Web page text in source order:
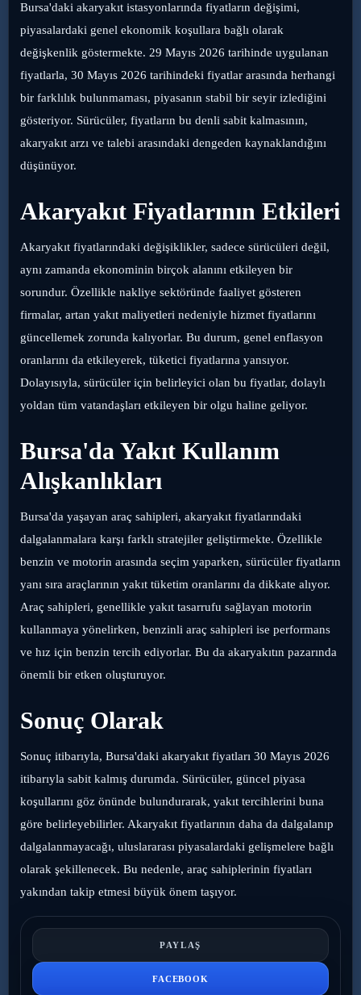
Bursa'daki akaryakıt istasyonlarında fiyatların değişimi,
piyasalardaki genel ekonomik koşullara bağlı olarak
değişkenlik göstermekte. 29 Mayıs 2026 tarihinde uygulanan
fiyatlarla, 30 Mayıs 2026 tarihindeki fiyatlar arasında herhangi
bir farklılık bulunmaması, piyasanın stabil bir seyir izlediğini
gösteriyor. Sürücüler, fiyatların bu denli sabit kalmasının,
akaryakıt arzı ve talebi arasındaki dengeden kaynaklandığını
düşünüyor.
Akaryakıt Fiyatlarının Etkileri
Akaryakıt fiyatlarındaki değişiklikler, sadece sürücüleri değil,
aynı zamanda ekonominin birçok alanını etkileyen bir
sorundur. Özellikle nakliye sektöründe faaliyet gösteren
firmalar, artan yakıt maliyetleri nedeniyle hizmet fiyatlarını
güncellemek zorunda kalıyorlar. Bu durum, genel enflasyon
oranlarını da etkileyerek, tüketici fiyatlarına yansıyor.
Dolayısıyla, sürücüler için belirleyici olan bu fiyatlar, dolaylı
yoldan tüm vatandaşları etkileyen bir olgu haline geliyor.
Bursa'da Yakıt Kullanım
Alışkanlıkları
Bursa'da yaşayan araç sahipleri, akaryakıt fiyatlarındaki
dalgalanmalara karşı farklı stratejiler geliştirmekte. Özellikle
benzin ve motorin arasında seçim yaparken, sürücüler fiyatların
yanı sıra araçlarının yakıt tüketim oranlarını da dikkate alıyor.
Araç sahipleri, genellikle yakıt tasarrufu sağlayan motorin
kullanmaya yönelirken, benzinli araç sahipleri ise performans
ve hız için benzin tercih ediyorlar. Bu da akaryakıtın pazarında
önemli bir etken oluşturuyor.
Sonuç Olarak
Sonuç itibarıyla, Bursa'daki akaryakıt fiyatları 30 Mayıs 2026
itibarıyla sabit kalmış durumda. Sürücüler, güncel piyasa
koşullarını göz önünde bulundurarak, yakıt tercihlerini buna
göre belirleyebilirler. Akaryakıt fiyatlarının daha da dalgalanıp
dalgalanmayacağı, uluslararası piyasalardaki gelişmelere bağlı
olarak şekillenecek. Bu nedenle, araç sahiplerinin fiyatları
yakından takip etmesi büyük önem taşıyor.
PAYLAŞ
FACEBOOK